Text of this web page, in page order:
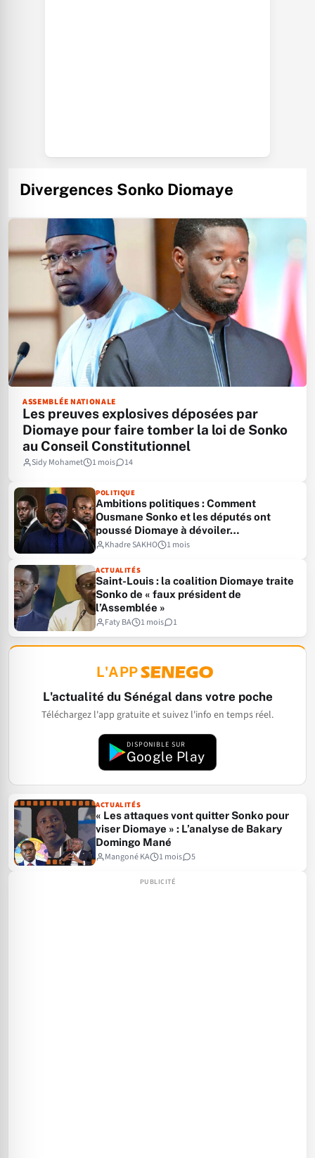
Divergences Sonko Diomaye
ASSEMBLÉE NATIONALE
Les preuves explosives déposées par
Diomaye pour faire tomber la loi de Sonko
au Conseil Constitutionnel
Sidy Mohamet 1 mois 14
POLITIQUE
Ambitions politiques : Comment
Ousmane Sonko et les députés ont
poussé Diomaye à dévoiler…
Khadre SAKHO
1 mois
ACTUALITÉS
Saint-Louis : la coalition Diomaye traite
Sonko de « faux président de
l’Assemblée »
Faty BA
1 mois 1
L'APP
L'actualité du Sénégal dans votre poche
Téléchargez l'app gratuite et suivez l'info en temps réel.
DISPONIBLE SUR
Google Play
ACTUALITÉS
« Les attaques vont quitter Sonko pour
viser Diomaye » : L’analyse de Bakary
Domingo Mané
Mangoné KA
1 mois 5